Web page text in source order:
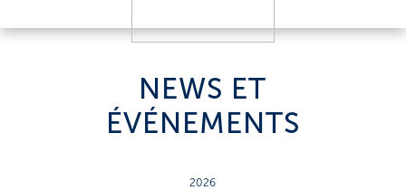
NEWS ET
ÉVÉNEMENTS
2026